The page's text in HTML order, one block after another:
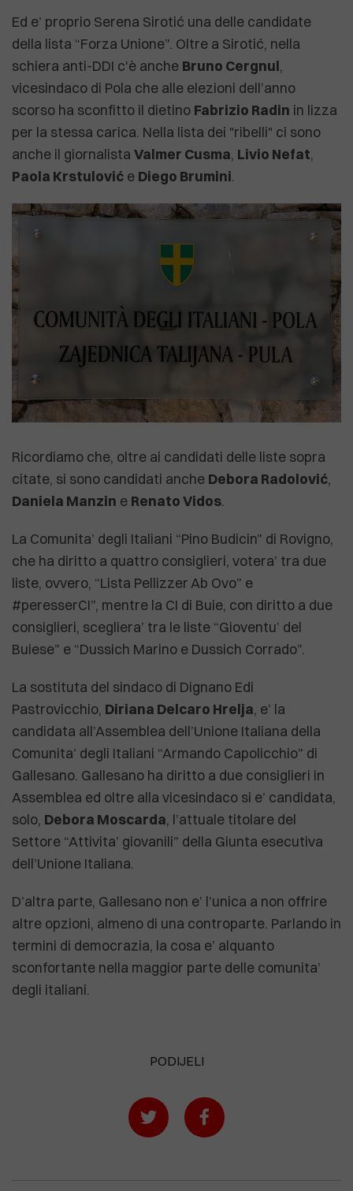
Ed e’ proprio Serena Sirotić una delle candidate
della lista “Forza Unione”. Oltre a Sirotić, nella
schiera anti-DDI c'è anche Bruno Cergnul,
vicesindaco di Pola che alle elezioni dell’anno
scorso ha sconfitto il dietino Fabrizio Radin in lizza
per la stessa carica. Nella lista dei "ribelli" ci sono
anche il giornalista Valmer Cusma, Livio Nefat,
Paola Krstulović e Diego Brumini.
Ricordiamo che, oltre ai candidati delle liste sopra
citate, si sono candidati anche Debora Radolović,
Daniela Manzin e Renato Vidos.
La Comunita’ degli Italiani “Pino Budicin” di Rovigno,
che ha diritto a quattro consiglieri, votera’ tra due
liste, ovvero, “Lista Pellizzer Ab Ovo” e
#peresserCI”, mentre la CI di Buie, con diritto a due
consiglieri, scegliera’ tra le liste “Gioventu’ del
Buiese” e “Dussich Marino e Dussich Corrado”.
La sostituta del sindaco di Dignano Edi
Pastrovicchio, Diriana Delcaro Hrelja, e’ la
candidata all’Assemblea dell’Unione Italiana della
Comunita’ degli Italiani “Armando Capolicchio” di
Gallesano. Gallesano ha diritto a due consiglieri in
Assemblea ed oltre alla vicesindaco si e’ candidata,
solo, Debora Moscarda, l’attuale titolare del
Settore “Attivita’ giovanili” della Giunta esecutiva
dell’Unione Italiana.
D’altra parte, Gallesano non e’ l’unica a non offrire
altre opzioni, almeno di una controparte. Parlando in
termini di democrazia, la cosa e’ alquanto
sconfortante nella maggior parte delle comunita’
degli italiani.
PODIJELI